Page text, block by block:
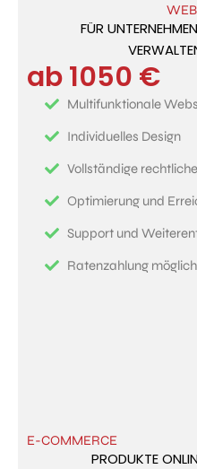
FÜR
ab 1050 €
Multifunktionale
Individuelles Design
Vollständige
Optimierung und
Support und
Ratenzahlung möglich
E-COMMERCE
PRODUKTE